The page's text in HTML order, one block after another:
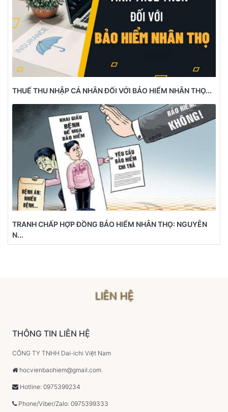
THUẾ THU NHẬP CÁ NHÂN ĐỐI VỚI BẢO HIỂM NHÂN THỌ...
TRANH CHẤP HỢP ĐỒNG BẢO HIỂM NHÂN THỌ: NGUYÊN
N...
LIÊN HỆ
THÔNG TIN LIÊN HỆ
CÔNG TY TNHH Dai-ichi Việt Nam
hocvienbaohiem@gmail.com
Hotline: 0975399234
Phone/Viber/Zalo: 0975399333